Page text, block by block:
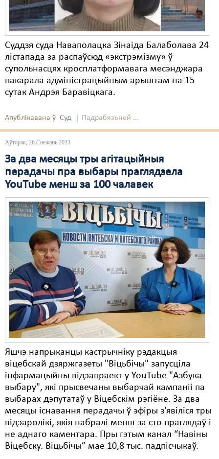
Суддзя суда Наваполацка Зінаіда Балаболава 24
лістапада за распаўсюд «экстрэмізму» ў
супольнасцях кросплатформавага месэнджара
пакарала адміністрацыйным арыштам на 15
сутак Андрэя Баравіцкага.
Апублікавана ў Суд Падрабязьней ...
Аўторак, 26 Снежань 2023
За два месяцы тры агітацыйныя
перадачы пра выбары праглядзела
YouTube менш за 100 чалавек
Яшчэ напрыканцы кастрычніку рэдакцыя
віцебскай дзяржгазеты "Віцьбічы" запусціла
інфармацыйны відэапраект у YouTube "Азбука
выбару", які прысвечаны выбарчай кампаніі па
выбарах дэпутатаў у Віцебскім рэгіёне. За два
месяцы існавання перадачы ў эфіры з'явіліся тры
відэаролікі, якія набралі менш за сто праглядаў і
не аднаго каментара. Пры гэтым канал “Навіны
Віцебску. Віцьбічы” мае 10,8 тыс. падпісчыкаў.